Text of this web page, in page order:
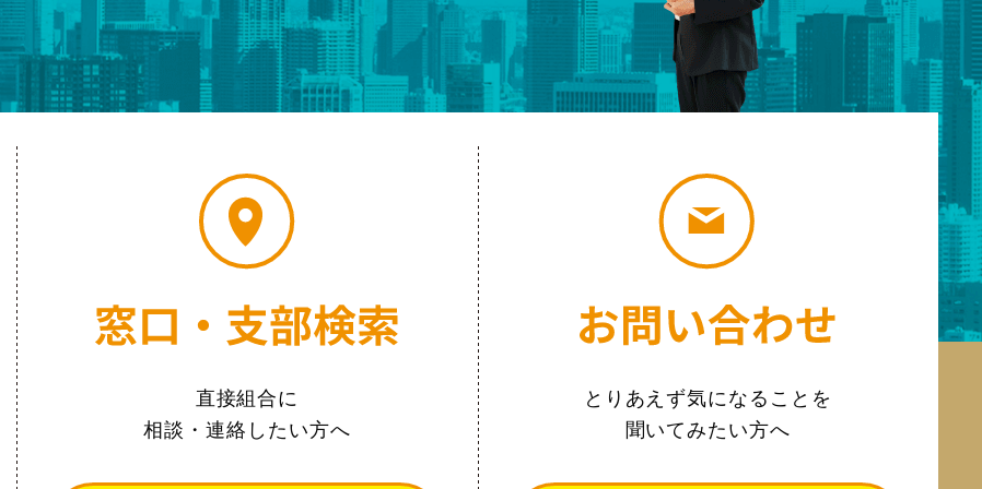
直接組合に
相談・連絡したい方へ
とりあえず気になることを
聞いてみたい方へ